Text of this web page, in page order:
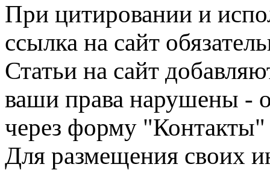
При цитировании и
ссылка на сайт
Статьи на сайт
ваши права нарушены -
через форму "Контакты"
Для размещения своих